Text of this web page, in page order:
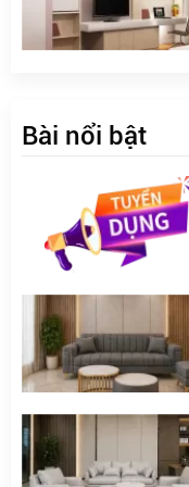
Bài nổi bật